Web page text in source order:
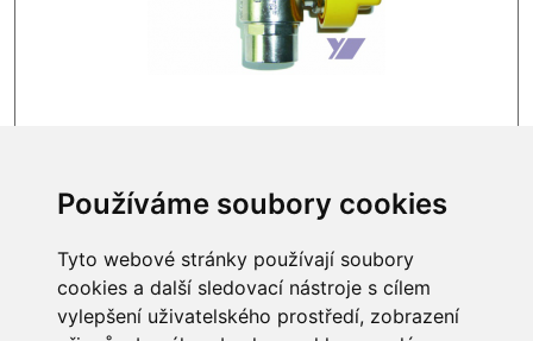
Používáme soubory cookies
Tyto webové stránky používají soubory
cookies a další sledovací nástroje s cílem
vylepšení uživatelského prostředí, zobrazení
874 Kč